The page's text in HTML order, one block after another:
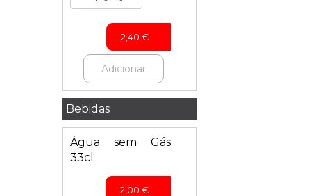
2,40 €
Adicionar
Bebidas
Água sem Gás
33cl
2,00 €